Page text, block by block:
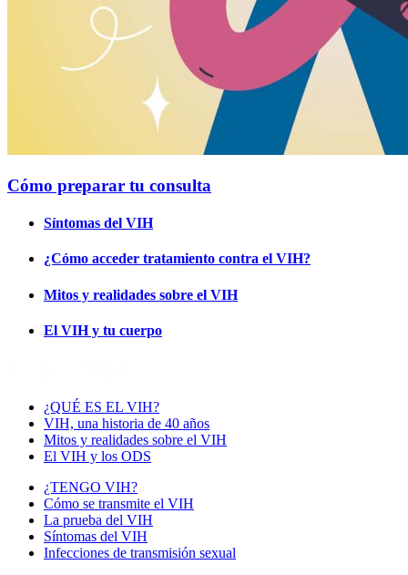
Cómo preparar tu consulta
Síntomas del VIH
¿Cómo acceder tratamiento contra el VIH?
Mitos y realidades sobre el VIH
El VIH y tu cuerpo
¿QUÉ ES EL VIH?
VIH, una historia de 40 años
Mitos y realidades sobre el VIH
El VIH y los ODS
¿TENGO VIH?
Cómo se transmite el VIH
La prueba del VIH
Síntomas del VIH
Infecciones de transmisión sexual